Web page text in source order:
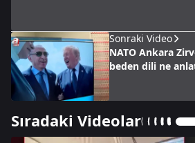
Sonraki Video
NATO Ankara
beden dili ne
Sıradaki Videolar